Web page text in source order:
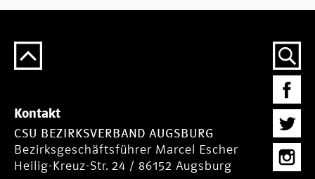
Kontakt
CSU BEZIRKSVERBAND AUGSBURG
Bezirksgeschäftsführer Marcel Escher
Heilig-Kreuz-Str. 24 / 86152 Augsburg